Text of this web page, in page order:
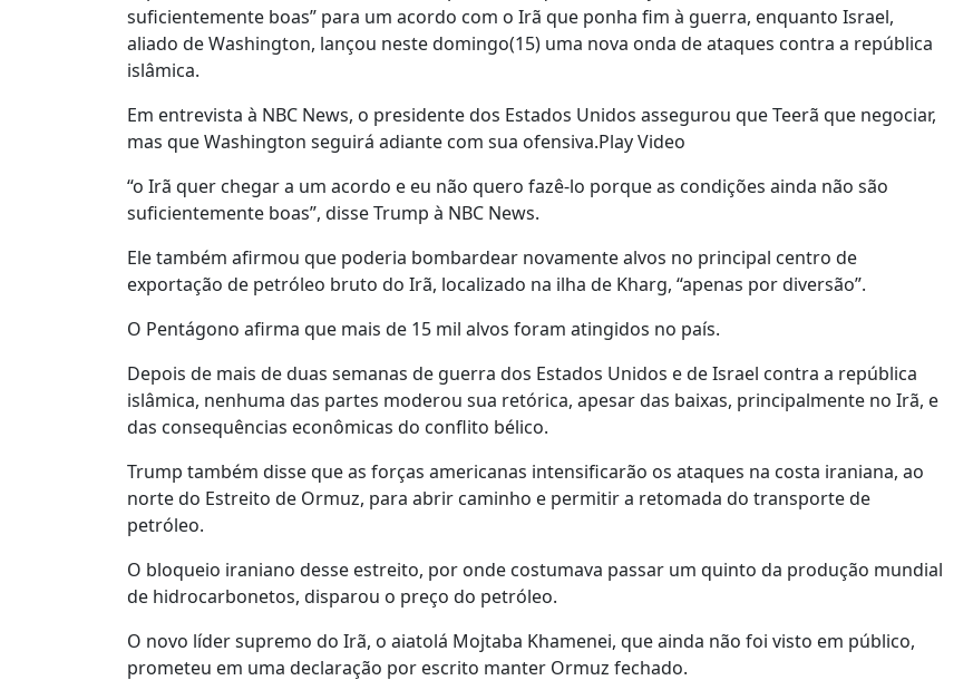
suficientemente boas” para um acordo com o Irã que ponha fim à guerra, enquanto Israel,
aliado de Washington, lançou neste domingo(15) uma nova onda de ataques contra a república
islâmica.
Em entrevista à NBC News, o presidente dos Estados Unidos assegurou que Teerã que negociar,
mas que Washington seguirá adiante com sua ofensiva.Play Video
“o Irã quer chegar a um acordo e eu não quero fazê-lo porque as condições ainda não são
suficientemente boas”, disse Trump à NBC News.
Ele também afirmou que poderia bombardear novamente alvos no principal centro de
exportação de petróleo bruto do Irã, localizado na ilha de Kharg, “apenas por diversão”.
O Pentágono afirma que mais de 15 mil alvos foram atingidos no país.
Depois de mais de duas semanas de guerra dos Estados Unidos e de Israel contra a república
islâmica, nenhuma das partes moderou sua retórica, apesar das baixas, principalmente no Irã, e
das consequências econômicas do conflito bélico.
Trump também disse que as forças americanas intensificarão os ataques na costa iraniana, ao
norte do Estreito de Ormuz, para abrir caminho e permitir a retomada do transporte de
petróleo.
O bloqueio iraniano desse estreito, por onde costumava passar um quinto da produção mundial
de hidrocarbonetos, disparou o preço do petróleo.
O novo líder supremo do Irã, o aiatolá Mojtaba Khamenei, que ainda não foi visto em público,
prometeu em uma declaração por escrito manter Ormuz fechado.